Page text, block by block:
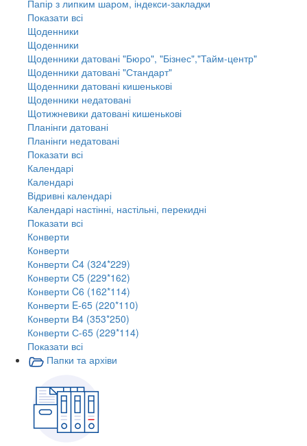
Папір з липким шаром, індекси-закладки
Показати всі
Щоденники
Щоденники
Щоденники датовані "Бюро", "Бізнес","Тайм-центр"
Щоденники датовані "Стандарт"
Щоденники датовані кишенькові
Щоденники недатовані
Щотижневики датовані кишенькові
Планінги датовані
Планінги недатовані
Показати всі
Календарі
Календарі
Відривні календарі
Календарі настінні, настільні, перекидні
Показати всі
Конверти
Конверти
Конверти C4 (324*229)
Конверти C5 (229*162)
Конверти C6 (162*114)
Конверти E-65 (220*110)
Конверти В4 (353*250)
Конверти С-65 (229*114)
Показати всі
Папки та архіви